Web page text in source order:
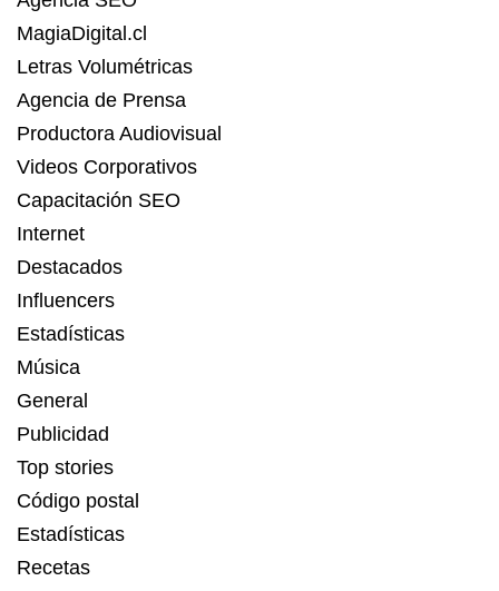
MagiaDigital.cl
Letras Volumétricas
Agencia de Prensa
Productora Audiovisual
Videos Corporativos
Capacitación SEO
Internet
Destacados
Influencers
Estadísticas
Música
General
Publicidad
Top stories
Código postal
Estadísticas
Recetas